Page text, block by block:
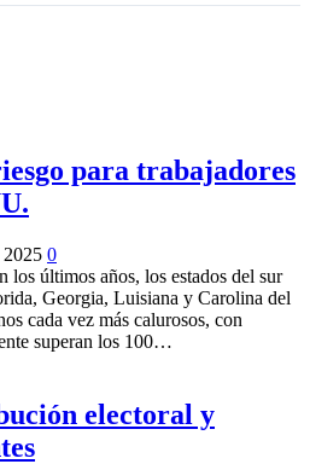
para trabajadores
0
los últimos años, los estados del sur
Georgia, Luisiana y Carolina del
cada vez más calurosos, con
superan los 100…
electoral y